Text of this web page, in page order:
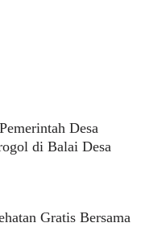
Desa
di Balai Desa
Gratis Bersama